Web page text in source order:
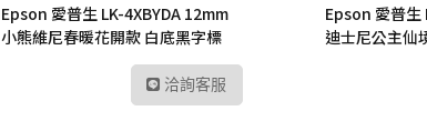
Epson 愛普生 LK-4XBYDA 12mm
小熊維尼春暖花開款 白底黑字標
洽詢客服
Epson 愛普生
迪士尼公主仙